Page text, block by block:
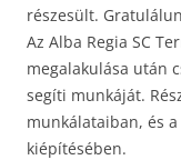
részesült.
Az Alba Regia SC
megalakulása után
segíti munkáját.
munkálataiban, és
kiépítésében.